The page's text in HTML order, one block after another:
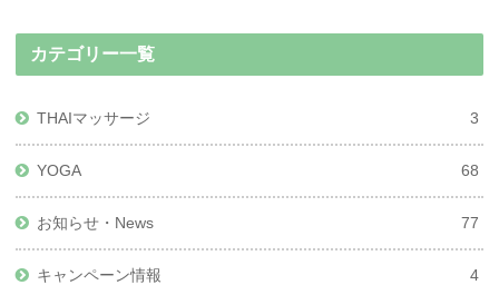
カテゴリー一覧
THAIマッサージ 3
YOGA 68
お知らせ・News 77
キャンペーン情報 4